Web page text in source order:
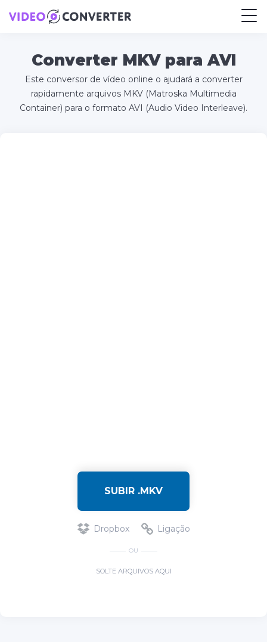
Converter MKV para AVI
Este conversor de vídeo online o ajudará a converter
rapidamente arquivos MKV (Matroska Multimedia
Container) para o formato AVI (Audio Video Interleave).
SUBIR .MKV
Dropbox Ligação
OU
SOLTE ARQUIVOS AQUI